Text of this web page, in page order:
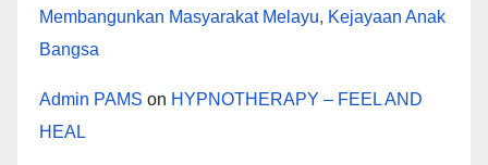
Membangunkan Masyarakat Melayu, Kejayaan Anak
Bangsa
Admin PAMS on HYPNOTHERAPY – FEEL AND
HEAL